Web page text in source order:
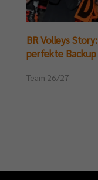
BR Volleys
perfekte Backup
Team 26/27